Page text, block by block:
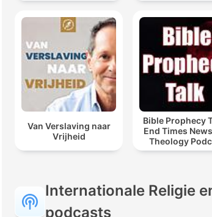
Van Verslaving naar
Vrijheid
Bible Prophecy
End Times
Theology
Internationale Religie
podcasts